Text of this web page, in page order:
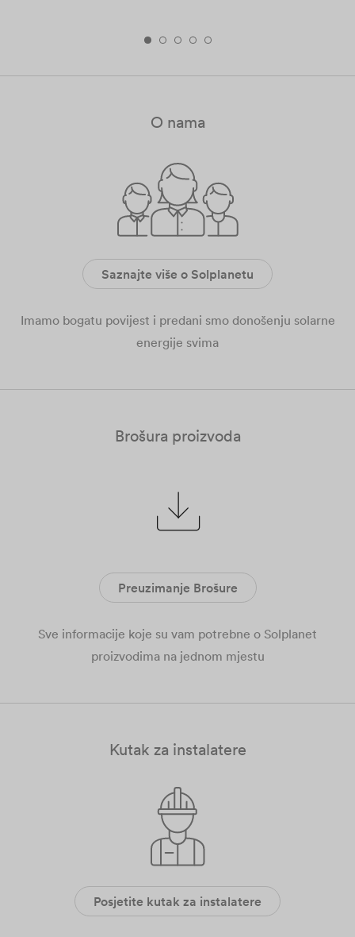
O nama
Saznajte više o Solplanetu
Imamo bogatu povijest i predani smo donošenju solarne
energije svima
Brošura proizvoda
Preuzimanje Brošure
Sve informacije koje su vam potrebne o Solplanet
proizvodima na jednom mjestu
Kutak za instalatere
Posjetite kutak za instalatere